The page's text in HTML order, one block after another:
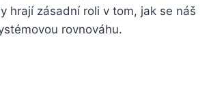
hrají zásadní roli v tom, jak se náš
rovnováhu.